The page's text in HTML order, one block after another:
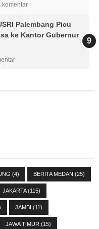
komentar
Palembang Picu
ke Kantor Gubernur
(4) BERITA MEDAN (25)
JAKARTA(115)
JAMBI (11)
JAWA TIMUR (15)